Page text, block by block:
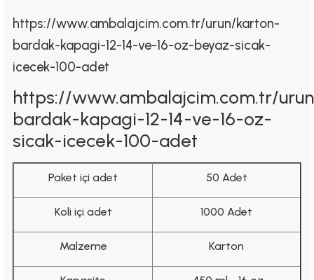
https://www.ambalajcim.com.tr/urun/karton-
bardak-kapagi-12-14-ve-16-oz-beyaz-sicak-
icecek-100-adet
https://www.ambalajcim.com.tr/
bardak-kapagi-12-14-ve-16-oz-
sicak-icecek-100-adet
Paket içi adet 50 Adet
Koli içi adet 1000 Adet
Malzeme Karton